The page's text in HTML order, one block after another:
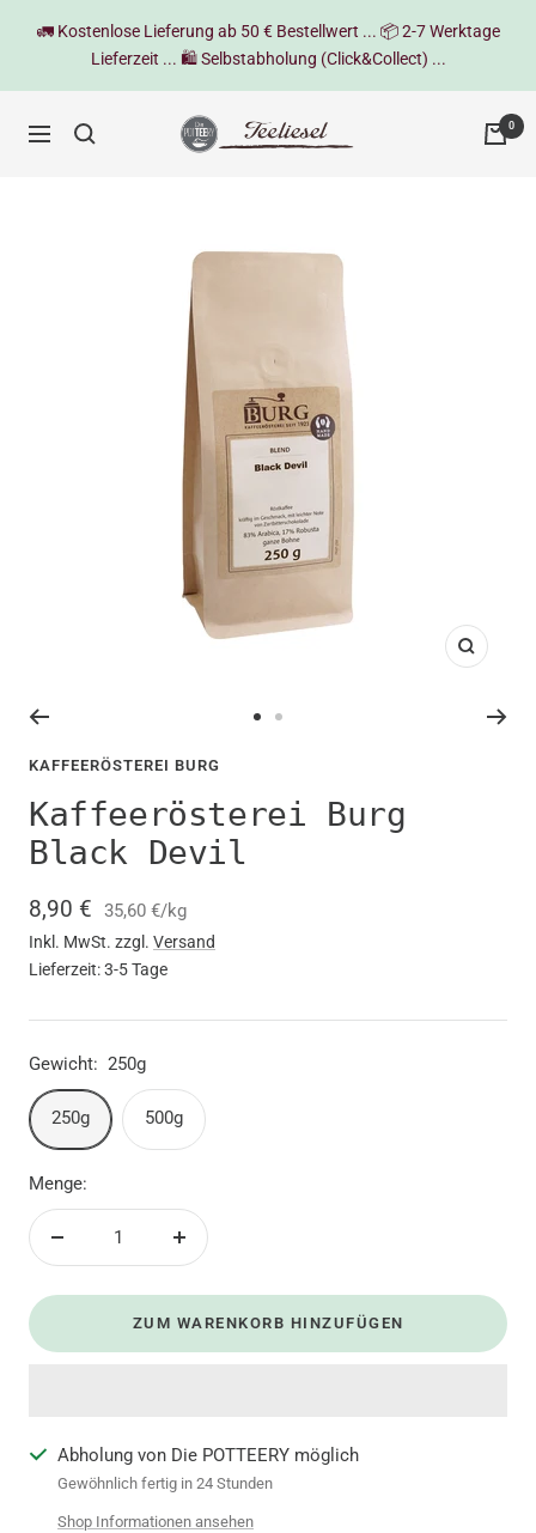
🚛 Kostenlose Lieferung ab 50 € Bestellwert ... 📦 2-7 Werktage
Lieferzeit ... 🛍️ Selbstabholung (Click&Collect) ...
Navigation
Teeliesel 0
Zoom
gehen
gehen
KAFFEERÖSTEREI BURG
Kaffeerösterei Burg
Black Devil
Angebotspreis
8,90 € 35,60 €/kg
Inkl. MwSt. zzgl. Versand
Lieferzeit: 3-5 Tage
Gewicht: 250g
250g 500g
Menge:
Menge
ZUM WARENKORB HINZUFÜGEN
Abholung von Die POTTEERY möglich
Gewöhnlich fertig in 24 Stunden
Shop Informationen ansehen